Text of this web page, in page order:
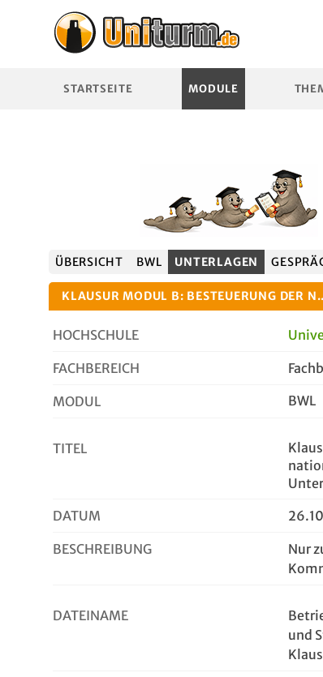
STARTSEITE MODULE
ÜBERSICHT BWL UNTERLAGEN
KLAUSUR MODUL B: BESTEUERUNG DER
HOCHSCHULE
FACHBEREICH
MODUL BWL
TITEL
DATUM
BESCHREIBUNG
Nur
DATEINAME
und